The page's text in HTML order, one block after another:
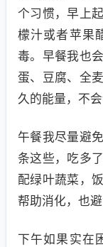
个习惯，早上
檬汁或者苹果
毒。早餐我也
蛋、豆腐、全
久的能量，不
午餐我尽量避
条这些，吃多
配绿叶蔬菜，
帮助消化，也避
下午如果实在